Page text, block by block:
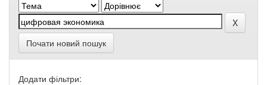
Почати новий пошук
Додати фільтри: